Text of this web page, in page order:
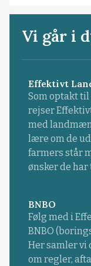
Vi går i
Effektivt
Som optakt
rejser
med
lære om de
farmers står
ønsker de har
BNBO
Følg med i
BNBO
Her samler vi
om regler,